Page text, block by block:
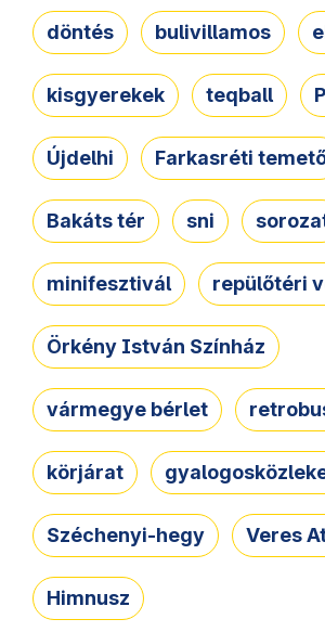
döntés bulivillamos
kisgyerekek teqball
Újdelhi Farkasréti
Bakáts tér sni
minifesztivál repülőtéri
Örkény István Színház
vármegye bérlet
körjárat
Széchenyi-hegy Veres
Himnusz